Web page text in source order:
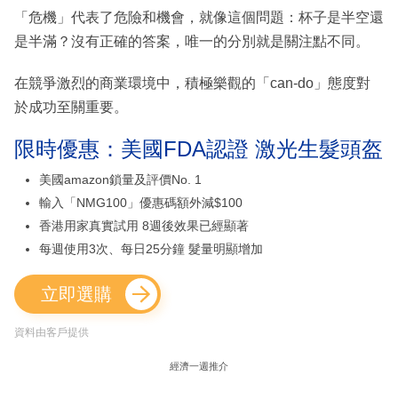
「危機」代表了危險和機會，就像這個問題：杯子是半空還
是半滿？沒有正確的答案，唯一的分別就是關注點不同。
在競爭激烈的商業環境中，積極樂觀的「can-do」態度對
於成功至關重要。
限時優惠：美國FDA認證 激光生髮頭盔
美國amazon鎖量及評價No. 1
輸入「NMG100」優惠碼額外減$100
香港用家真實試用 8週後效果已經顯著
每週使用3次、每日25分鐘 髮量明顯增加
立即選購
資料由客戶提供
經濟一週推介